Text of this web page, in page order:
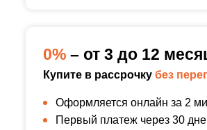
0% – от 3 до 12
Купите в рассрочку без
Оформляется онлайн за 2
Первый платеж через 30